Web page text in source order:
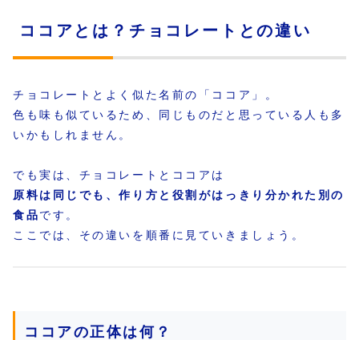
ココアとは？チョコレートとの違い
チョコレートとよく似た名前の「ココア」。
色も味も似ているため、同じものだと思っている人も多
いかもしれません。
でも実は、チョコレートとココアは
原料は同じでも、作り方と役割がはっきり分かれた別の
食品です。
ここでは、その違いを順番に見ていきましょう。
ココアの正体は何？